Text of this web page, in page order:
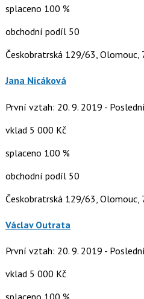
splaceno 100 %
obchodní podíl 50
Českobratrská 129/63, Olomouc,
Jana Nicáková
První vztah: 20. 9. 2019 -
vklad 5 000 Kč
splaceno 100 %
obchodní podíl 50
Českobratrská 129/63, Olomouc,
Václav Outrata
První vztah: 20. 9. 2019 -
vklad 5 000 Kč